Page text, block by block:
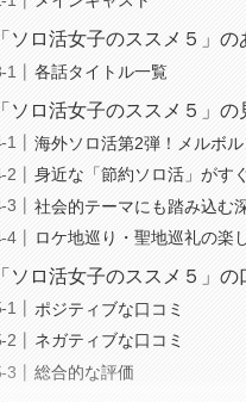
「ソロ活女子のススメ５」の
各話タイトル一覧
「ソロ活女子のススメ５」
海外ソロ活第2弾！メルボ
身近な「節約ソロ活」がす
社会的テーマにも踏み込む
ロケ地巡り・聖地巡礼の楽
「ソロ活女子のススメ５」の
ポジティブな口コミ
ネガティブな口コミ
総合的な評価